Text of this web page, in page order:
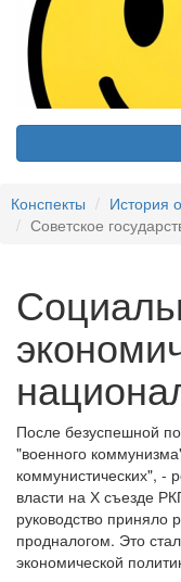
Конспекты
История
Советское
После безуспешной
"военного
коммунистических", -
власти на Х съезде
руководство приняло
продналогом. Это
экономической